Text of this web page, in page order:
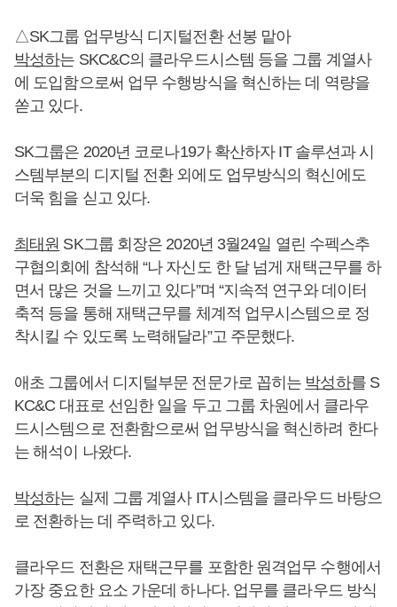
△SK그룹 업무방식 디지털전환 선봉 맡아
박성하는 SKC&C의 클라우드시스템 등을 그룹 계열사
에 도입함으로써 업무 수행방식을 혁신하는 데 역량을
쏟고 있다.
SK그룹은 2020년 코로나19가 확산하자 IT 솔루션과 시
스템부분의 디지털 전환 외에도 업무방식의 혁신에도
더욱 힘을 싣고 있다.
최태원 SK그룹 회장은 2020년 3월24일 열린 수펙스추
구협의회에 참석해 “나 자신도 한 달 넘게 재택근무를 하
면서 많은 것을 느끼고 있다”며 “지속적 연구와 데이터
축적 등을 통해 재택근무를 체계적 업무시스템으로 정
착시킬 수 있도록 노력해달라”고 주문했다.
애초 그룹에서 디지털부문 전문가로 꼽히는 박성하를 S
KC&C 대표로 선임한 일을 두고 그룹 차원에서 클라우
드시스템으로 전환함으로써 업무방식을 혁신하려 한다
는 해석이 나왔다.
박성하는 실제 그룹 계열사 IT시스템을 클라우드 바탕으
로 전환하는 데 주력하고 있다.
클라우드 전환은 재택근무를 포함한 원격업무 수행에서
가장 중요한 요소 가운데 하나다. 업무를 클라우드 방식